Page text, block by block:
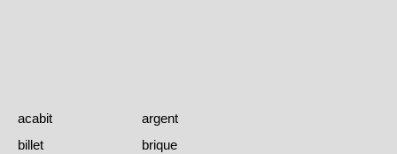
acabit
argent
billet
brique